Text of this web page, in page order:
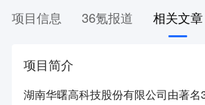
项目信息 36氪报道 相关文章
项目简介
湖南华曙高科技股份有限公司由著